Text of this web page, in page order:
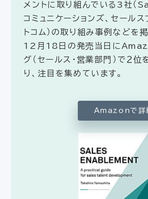
メントに取り組んでいる3社
コミュニケーションズ、セールス
トコム）の取り組み事例などを
12月18日の発売当日に
グ（セールス・営業部門）で２位
り、注目を集めています。
Amazonで詳